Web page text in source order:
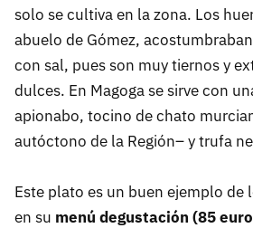
solo se cultiva en la zona. Los
abuelo de Gómez,
con sal, pues son muy tiernos y
dulces. En Magoga se sirve con
apionabo, tocino de chato
autóctono de la Región– y trufa
Este plato es un buen ejemplo de
en su menú degustación (85